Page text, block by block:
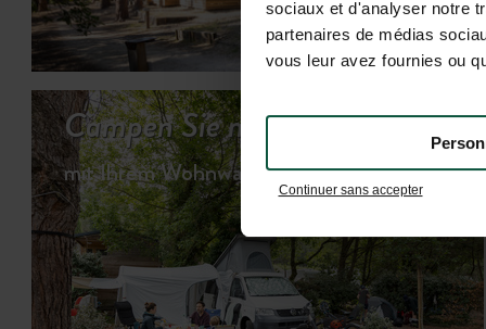
sociaux et d'analyser notre
partenaires de médias
vous leur avez fournies ou
Continuer sans accepter
Campen Sie mitten in der Natur
mit Ihrem Wohnwagen oder Wohnmobil